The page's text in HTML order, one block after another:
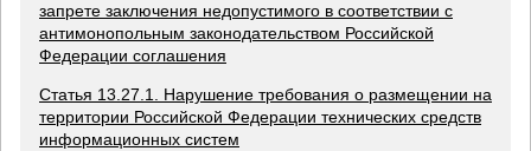
запрете заключения недопустимого в соответствии с
антимонопольным законодательством Российской
Федерации соглашения
Статья 13.27.1. Нарушение требования о размещении на
территории Российской Федерации технических средств
информационных систем